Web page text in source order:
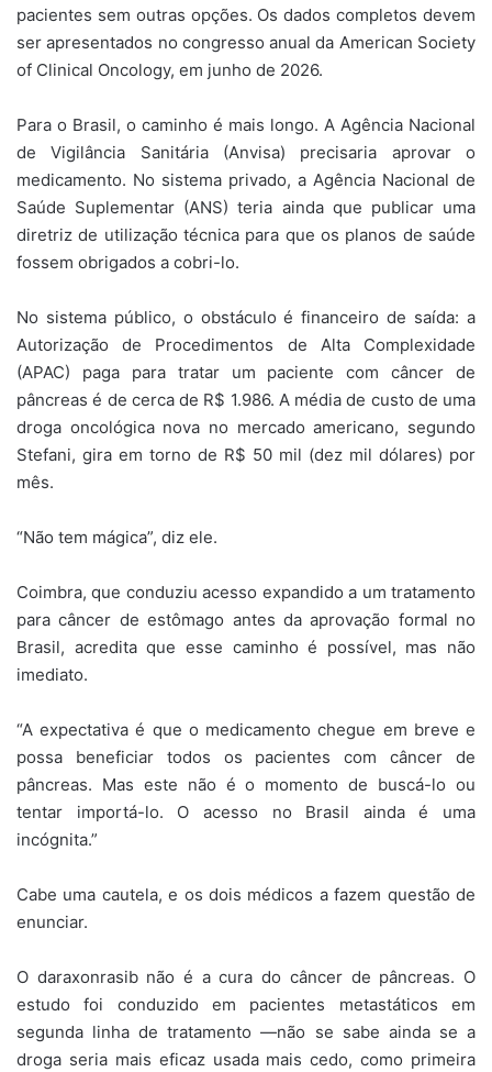
pacientes sem outras opções. Os dados completos devem
ser apresentados no congresso anual da American Society
of Clinical Oncology, em junho de 2026.
Para o Brasil, o caminho é mais longo. A Agência Nacional
de Vigilância Sanitária (Anvisa) precisaria aprovar o
medicamento. No sistema privado, a Agência Nacional de
Saúde Suplementar (ANS) teria ainda que publicar uma
diretriz de utilização técnica para que os planos de saúde
fossem obrigados a cobri-lo.
No sistema público, o obstáculo é financeiro de saída: a
Autorização de Procedimentos de Alta Complexidade
(APAC) paga para tratar um paciente com câncer de
pâncreas é de cerca de R$ 1.986. A média de custo de uma
droga oncológica nova no mercado americano, segundo
Stefani, gira em torno de R$ 50 mil (dez mil dólares) por
mês.
“Não tem mágica”, diz ele.
Coimbra, que conduziu acesso expandido a um tratamento
para câncer de estômago antes da aprovação formal no
Brasil, acredita que esse caminho é possível, mas não
imediato.
“A expectativa é que o medicamento chegue em breve e
possa beneficiar todos os pacientes com câncer de
pâncreas. Mas este não é o momento de buscá-lo ou
tentar importá-lo. O acesso no Brasil ainda é uma
incógnita.”
Cabe uma cautela, e os dois médicos a fazem questão de
enunciar.
O daraxonrasib não é a cura do câncer de pâncreas. O
estudo foi conduzido em pacientes metastáticos em
segunda linha de tratamento —não se sabe ainda se a
droga seria mais eficaz usada mais cedo, como primeira